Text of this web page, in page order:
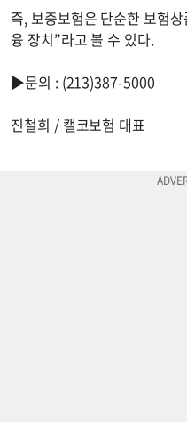
즉, 보증보험은 단순한 보험
융 장치”라고 볼 수 있다.
▶문의 : (213)387-5000
진철희 / 캘코보험 대표